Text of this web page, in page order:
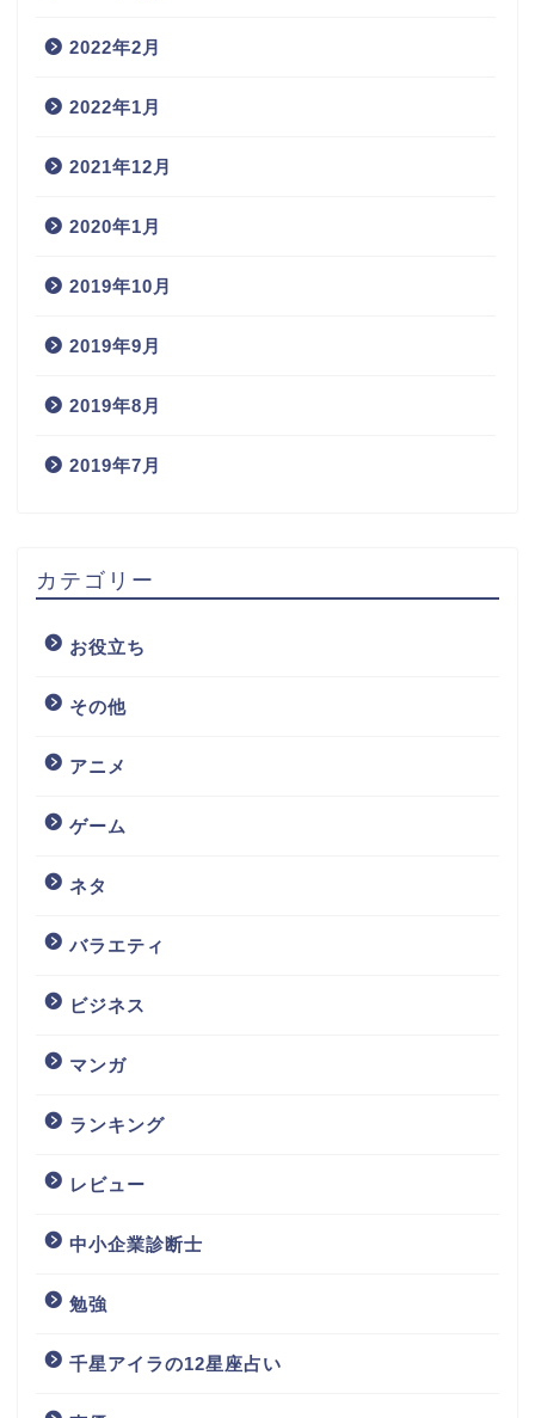
2022年2月
2022年1月
2021年12月
2020年1月
2019年10月
2019年9月
2019年8月
2019年7月
カテゴリー
お役立ち
その他
アニメ
ゲーム
ネタ
バラエティ
ビジネス
マンガ
ランキング
レビュー
中小企業診断士
勉強
千星アイラの12星座占い